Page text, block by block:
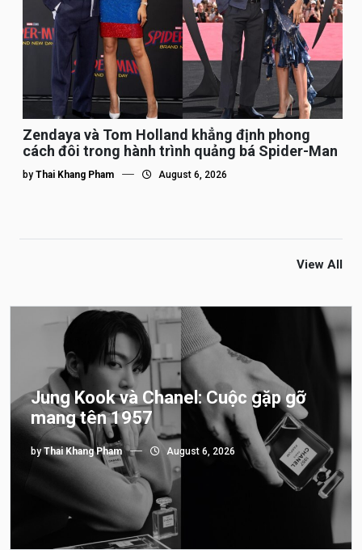
Zendaya và Tom Holland khẳng định phong
cách đôi trong hành trình quảng bá Spider-Man
by Thai Khang Pham August 6, 2026
View All
Jung Kook và Chanel: Cuộc gặp gỡ
mang tên 1957
byThai Khang Pham August 6, 2026